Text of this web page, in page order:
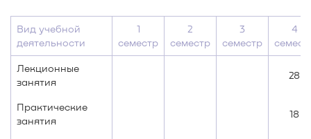
Вид учебной
деятельности
1
семестр
2
семестр
3
семестр
4
Лекционные
занятия
28
Практические
занятия
18